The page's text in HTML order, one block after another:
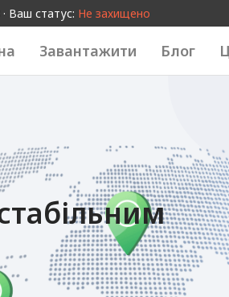
Ваш статус: Не захищено
Завантажити Блог